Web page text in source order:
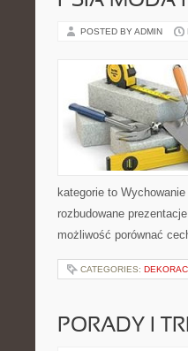
POSTED BY ADMIN
kategorie to
rozbudowane
możliwość porównać
CATEGORIES:
PORADY I